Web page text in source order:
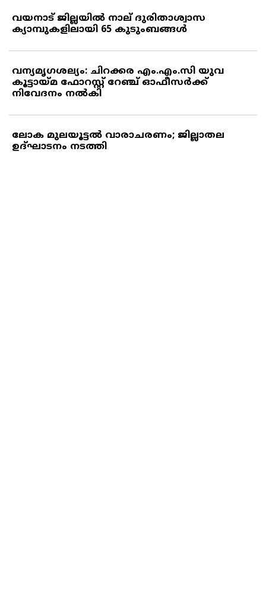
വയനാട് ജില്ലയില്‍ നാല് ദുരിതാശ്വാസ
ക്യാമ്പുകളിലായി 65 കുടുംബങ്ങള്‍
വന്യമൃഗശല്യം: ചിറക്കര എം.എം.സി യുവ
കൂട്ടായ്മ ഫോറസ്റ്റ് റേഞ്ച് ഓഫീസര്‍ക്ക്
നിവേദനം നല്‍കി
ലോക മുലയൂട്ടല്‍ വാരാചരണം; ജില്ലാതല
ഉദ്ഘാടനം നടത്തി